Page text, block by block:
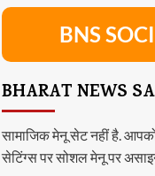
BNS
BHARAT NEWS
सामाजिक मेनू सेट नहीं है.
सेटिंग्स पर सोशल मेनू पर